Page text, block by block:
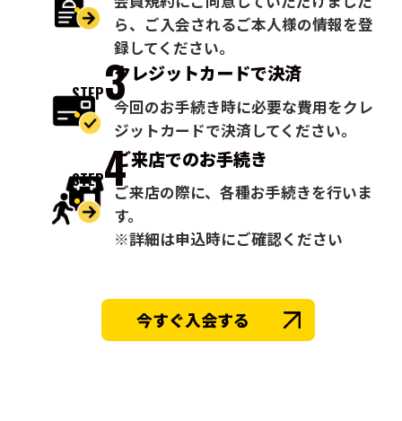
ら、ご入会されるご本人様の情報を登
録してください。
STEP3クレジットカードで決済
今回のお手続き時に必要な費用をクレ
ジットカードで決済してください。
STEP4ご来店でのお手続き
ご来店の際に、各種お手続きを行いま
す。
※詳細は申込時にご確認ください
今すぐ入会する